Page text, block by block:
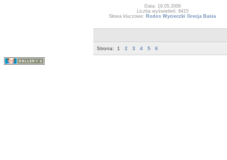
Data: 19.05.2006
Liczba wyświetleń: 8415
Słowa kluczowe: Rodos Wycieczki Grecja Basia
Strona: 1 2 3 4 5 6